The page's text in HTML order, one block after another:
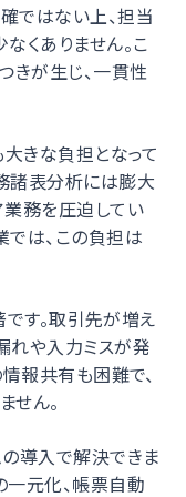
ではない上、担当
くありません。こ
きが生じ、一貫性
大きな負担となって
諸表分析には膨大
務を圧迫してい
は、この負担は
す。取引先が増え
れや入力ミスが発
報共有も困難で、
ん。
導入で解決できま
元化、帳票自動